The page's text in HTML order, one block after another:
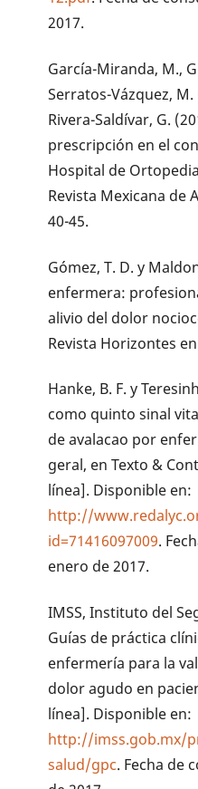
2017.
García-Miranda, M.,
Serratos-Vázquez, M.
Rivera-Saldívar, G.
prescripción en el
Hospital de
Revista Mexicana de
40-45.
Gómez, T. D. y
enfermera:
alivio del dolor
Revista Horizontes
Hanke, B. F. y
como quinto sinal
de avalacao por
geral, en Texto &
línea]. Disponible en:
http://
id=71416097009.
enero de 2017.
IMSS, Instituto del
Guías de práctica
enfermería para la
dolor agudo en
línea]. Disponible en:
http://imss.gob.mx/
salud/gpc. Fecha de